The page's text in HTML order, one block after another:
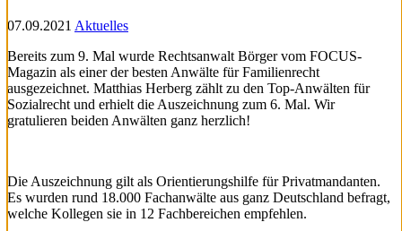
07.09.2021 Aktuelles
Bereits zum 9. Mal wurde Rechtsanwalt Börger vom FOCUS-
Magazin als einer der besten Anwälte für Familienrecht
ausgezeichnet. Matthias Herberg zählt zu den Top-Anwälten für
Sozialrecht und erhielt die Auszeichnung zum 6. Mal. Wir
gratulieren beiden Anwälten ganz herzlich!
Die Auszeichnung gilt als Orientierungshilfe für Privatmandanten.
Es wurden rund 18.000 Fachanwälte aus ganz Deutschland befragt,
welche Kollegen sie in 12 Fachbereichen empfehlen.